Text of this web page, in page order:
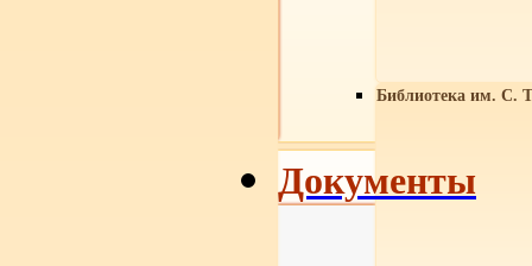
Библиотека им. С.
Документы